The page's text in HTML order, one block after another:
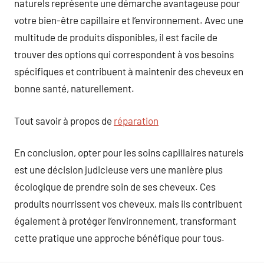
naturels représente une démarche avantageuse pour
votre bien-être capillaire et l’environnement. Avec une
multitude de produits disponibles, il est facile de
trouver des options qui correspondent à vos besoins
spécifiques et contribuent à maintenir des cheveux en
bonne santé, naturellement.
Tout savoir à propos de réparation
En conclusion, opter pour les soins capillaires naturels
est une décision judicieuse vers une manière plus
écologique de prendre soin de ses cheveux. Ces
produits nourrissent vos cheveux, mais ils contribuent
également à protéger l’environnement, transformant
cette pratique une approche bénéfique pour tous.